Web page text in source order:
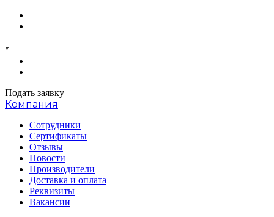
Подать заявку
Компания
Сотрудники
Сертификаты
Отзывы
Новости
Производители
Доставка и оплата
Реквизиты
Вакансии